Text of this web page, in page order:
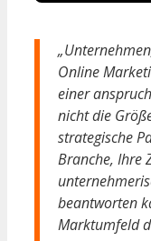
Online
einer
nicht die
strategische
Branche, Ihre
beantworten
Marktumfeld